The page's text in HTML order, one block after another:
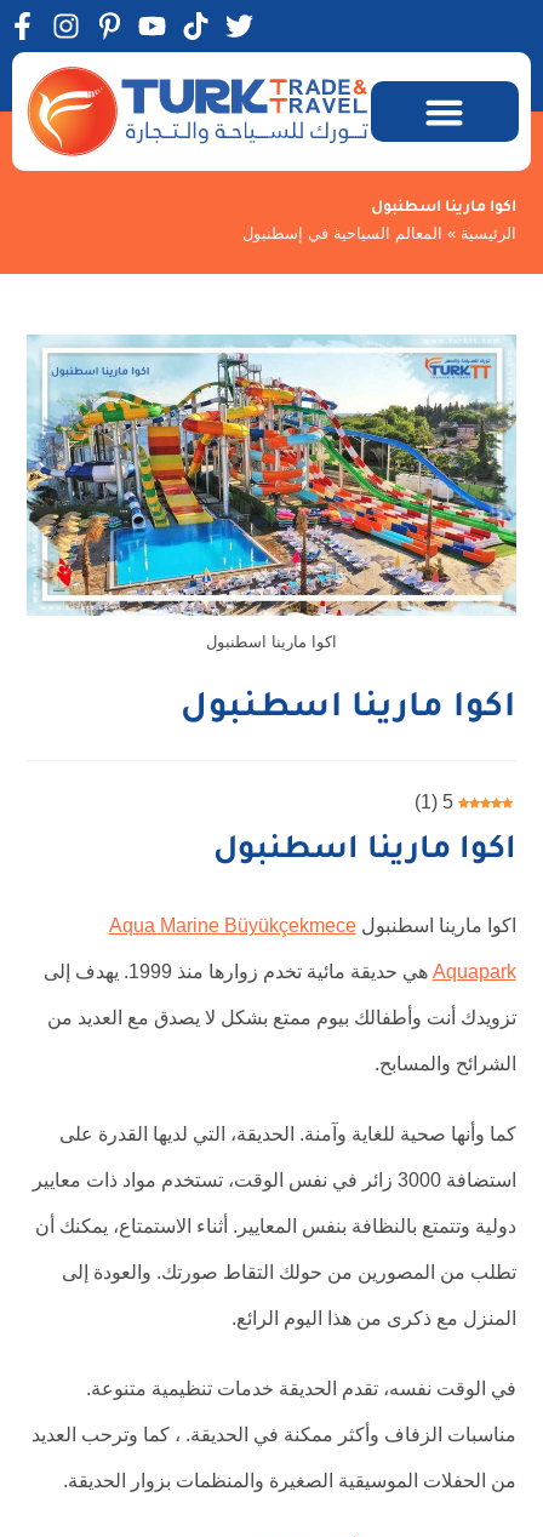
اكوا مارينا اسطنبول
الرئيسية » المعالم السياحية في إسطنبول
اكوا مارينا اسطنبول
اكوا مارينا اسطنبول
5
(
1
)
اكوا مارينا اسطنبول
اكوا مارينا اسطنبولAqua Marine Büyükçekmece
Aquapark هي حديقة مائية تخدم زوارها منذ 1999. يهدف إلى
تزويدك أنت وأطفالك بيوم ممتع بشكل لا يصدق مع العديد من
الشرائح والمسابح.
كما وأنها صحية للغاية وآمنة. الحديقة، التي لديها القدرة على
استضافة 3000 زائر في نفس الوقت، تستخدم مواد ذات معايير
دولية وتتمتع بالنظافة بنفس المعايير. أثناء الاستمتاع، يمكنك أن
تطلب من المصورين من حولك التقاط صورتك. والعودة إلى
المنزل مع ذكرى من هذا اليوم الرائع.
في الوقت نفسه، تقدم الحديقة خدمات تنظيمية متنوعة.
مناسبات الزفاف وأكثر ممكنة في الحديقة. ، كما وترحب العديد
من الحفلات الموسيقية الصغيرة والمنظمات بزوار الحديقة.